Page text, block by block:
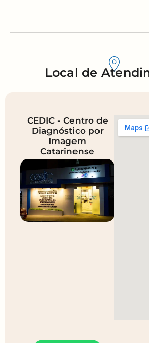
Local de
CEDIC - Centro de
Diagnóstico por
Imagem
Catarinense